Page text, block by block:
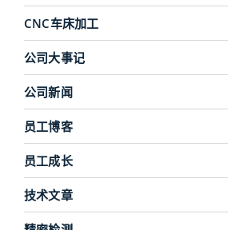
CNC车床加工
公司大事记
公司新闻
员工博客
员工成长
技术文章